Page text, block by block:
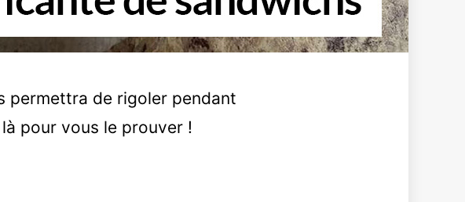
permettra de rigoler pendant
pour vous le prouver !